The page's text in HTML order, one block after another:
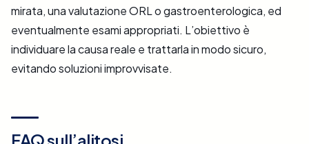
mirata, una valutazione ORL o gastroenterologica, ed
eventualmente esami appropriati. L’obiettivo è
individuare la causa reale e trattarla in modo sicuro,
evitando soluzioni improvvisate.